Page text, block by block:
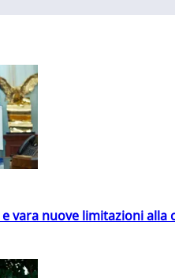
vara nuove limitazioni alla